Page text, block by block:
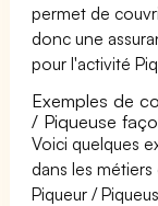
permet de
donc une
pour l'activité
Exemples de
/ Piqueuse
Voici quelques
dans les métiers
Piqueur /